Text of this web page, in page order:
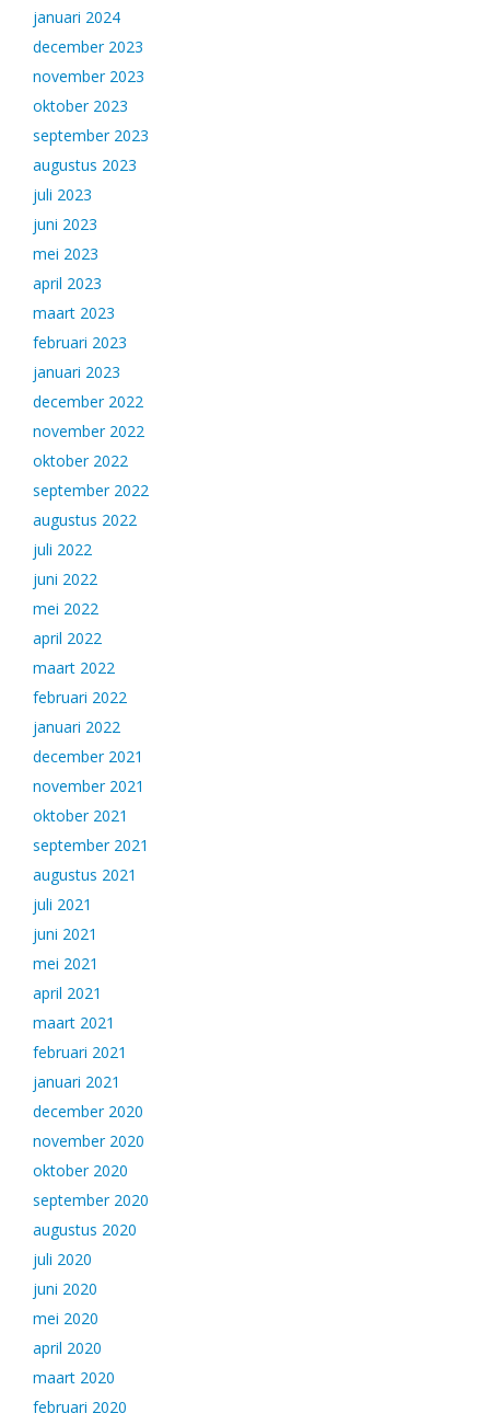
januari 2024
december 2023
november 2023
oktober 2023
september 2023
augustus 2023
juli 2023
juni 2023
mei 2023
april 2023
maart 2023
februari 2023
januari 2023
december 2022
november 2022
oktober 2022
september 2022
augustus 2022
juli 2022
juni 2022
mei 2022
april 2022
maart 2022
februari 2022
januari 2022
december 2021
november 2021
oktober 2021
september 2021
augustus 2021
juli 2021
juni 2021
mei 2021
april 2021
maart 2021
februari 2021
januari 2021
december 2020
november 2020
oktober 2020
september 2020
augustus 2020
juli 2020
juni 2020
mei 2020
april 2020
maart 2020
februari 2020